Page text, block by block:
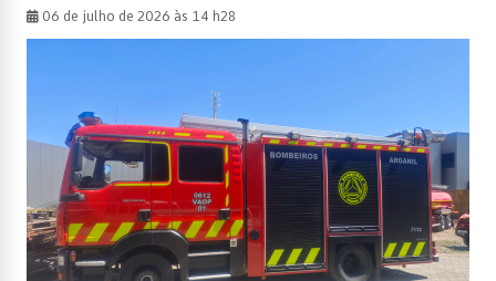
06 de julho de 2026 às 14 h28